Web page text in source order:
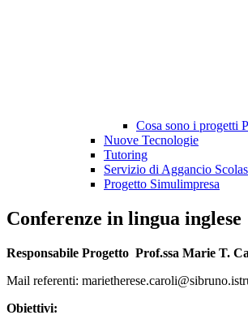
Cosa sono i progetti
Nuove Tecnologie
Tutoring
Servizio di Aggancio
Progetto Simulimpresa
Conferenze in lingua inglese
Responsabile Progetto Prof.ssa Marie T.
Mail referenti:
Obiettivi: